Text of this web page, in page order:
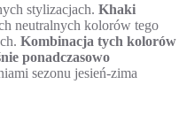
stylizacjach. Khaki
neutralnych kolorów tego
Kombinacja tych kolorów
ponadczasowo
sezonu jesień-zima